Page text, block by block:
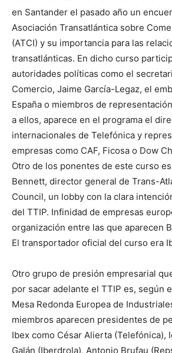
en Santander el pasado año un
Asociación Transatlántica sobre
(ATCI) y su importancia para las
transatlánticas. En dicho curso
autoridades políticas como el
Comercio, Jaime García-Legaz, el
España o miembros de
a ellos, aparece en el programa el
internacionales de Telefónica y
empresas como CAF, Ficosa o Dow
Otro de los ponentes de este curso
Bennett, director general de Trans-
Council, un lobby con la clara
del TTIP. Infinidad de empresas
organización entre las que aparecen
El transportador oficial del curso era
Otro grupo de presión empresarial
por sacar adelante el TTIP es, según
Mesa Redonda Europea de
miembros aparecen presidentes de
Ibex como César Alierta (Telefónica),
Galán (Iberdrola), Antonio Brufau